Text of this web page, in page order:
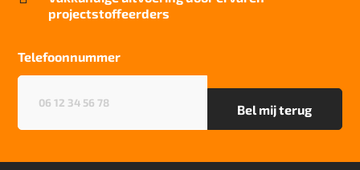
Kwaliteitslabel GUT
Particulier gebruik
sterk
Project gebruik
projectstoffeerders
Telefoonnummer